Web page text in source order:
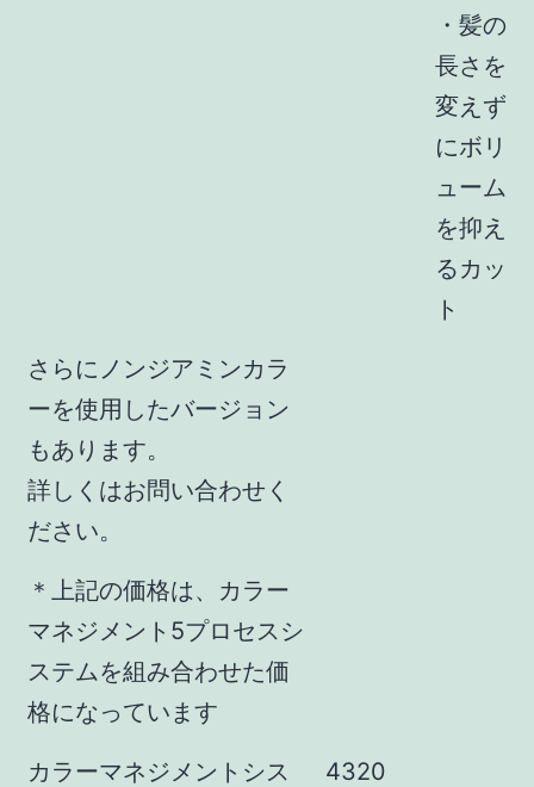
・髪の
長さを
変えず
にボリ
ューム
を抑え
るカッ
ト
さらにノンジアミンカラ
ーを使用したバージョン
もあります。
詳しくはお問い合わせく
ださい。
＊上記の価格は、カラー
マネジメント5プロセスシ
ステムを組み合わせた価
格になっています
カラーマネジメントシス
4320